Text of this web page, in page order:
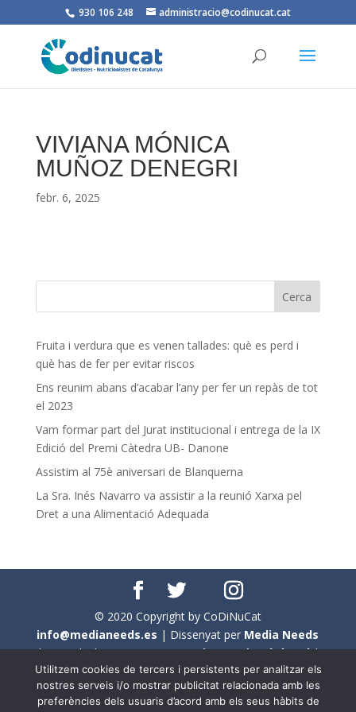
930 106 248 administracio@codinucat.cat
VIVIANA MÓNICA
MUÑOZ DENEGRI
febr. 6, 2025
Fruita i verdura que es venen tallades: què es perd i
què has de fer per evitar riscos
Ens reunim abans d’acabar l’any per fer un repàs de tot
el 2023
Vam formar part del Jurat institucional i entrega de la IX
Edició del Premi Càtedra UB- Danone
Assistim al 75è aniversari de Blanquerna
La Sra. Inés Navarro va assistir a la reunió Xarxa pel
Dret a una Alimentació Adequada
© 2020 Copyright by CoDiNuCat
info@medianeeds.es | Dissenyat per Media Needs
| Tots els drets reservats aCoDiNuCat |Avís legal|
Avís per cookies
En aquest web s'ha tingut en compte l'ús no sexista del
Utilitzem cookies de tercers i persistents per analitzar els
nostres serveis i/o mostrar publicitat relacionada amb les
preferències dels usuaris d’acord amb els seus hàbits de